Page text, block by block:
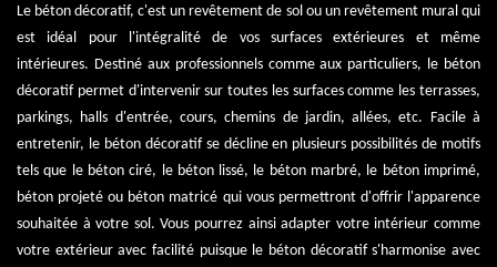
Le béton décoratif, c'est un revêtement de sol ou un revêtement mural qui
est idéal pour l'intégralité de vos surfaces extérieures et même
intérieures. Destiné aux professionnels comme aux particuliers, le béton
décoratif permet d'intervenir sur toutes les surfaces comme les terrasses,
parkings, halls d'entrée, cours, chemins de jardin, allées, etc. Facile à
entretenir, le béton décoratif se décline en plusieurs possibilités de motifs
tels que le béton ciré, le béton lissé, le béton marbré, le béton imprimé,
béton projeté ou béton matricé qui vous permettront d'offrir l'apparence
souhaitée à votre sol. Vous pourrez ainsi adapter votre intérieur comme
votre extérieur avec facilité puisque le béton décoratif s'harmonise avec